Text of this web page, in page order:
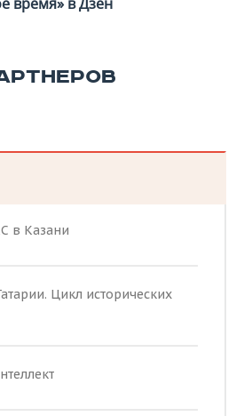
в Казани
Цикл исторических